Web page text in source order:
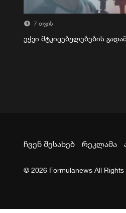
7 თვის
ეჭვი მტკიცებულებების
ჩვენ შესახებ რეკლამა
© 2026 Formulanews All